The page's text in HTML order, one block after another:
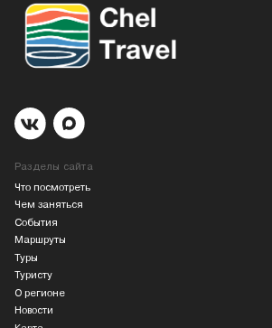
Разделы сайта
Что посмотреть
Чем заняться
События
Маршруты
Туры
Туристу
О регионе
Новости